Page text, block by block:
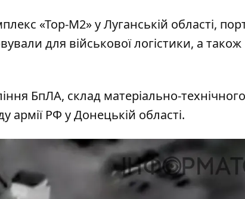
«Тор-М2» у Луганській області,
для військової логістики, а також
БпЛА, склад матеріально-технічного
армії РФ у Донецькій області.